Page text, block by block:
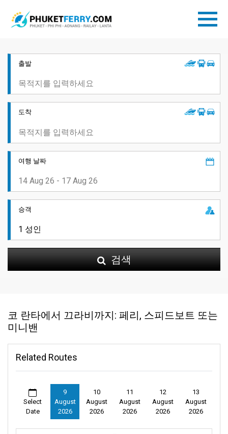
출발
도착
여행 날짜
승객
검색
코 란타에서 끄라비까지: 페리, 스피드보트 또는
미니밴
Related Routes
Select
Date
9
August
2026
10
August
2026
11
August
2026
12
August
2026
13
August
2026